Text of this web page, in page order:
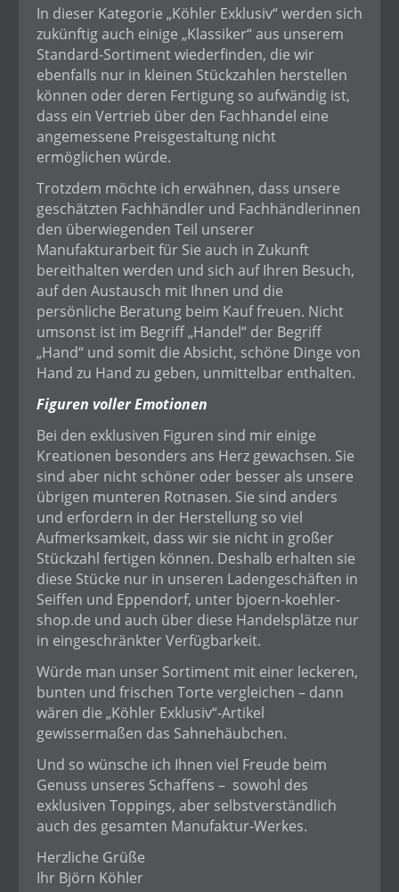
In dieser Kategorie „Köhler Exklusiv“ werden sich
zukünftig auch einige „Klassiker“ aus unserem
Standard-Sortiment wiederfinden, die wir
ebenfalls nur in kleinen Stückzahlen herstellen
können oder deren Fertigung so aufwändig ist,
dass ein Vertrieb über den Fachhandel eine
angemessene Preisgestaltung nicht
ermöglichen würde.
Trotzdem möchte ich erwähnen, dass unsere
geschätzten Fachhändler und Fachhändlerinnen
den überwiegenden Teil unserer
Manufakturarbeit für Sie auch in Zukunft
bereithalten werden und sich auf Ihren Besuch,
auf den Austausch mit Ihnen und die
persönliche Beratung beim Kauf freuen. Nicht
umsonst ist im Begriff „Handel“ der Begriff
„Hand“ und somit die Absicht, schöne Dinge von
Hand zu Hand zu geben, unmittelbar enthalten.
Figuren voller Emotionen
Bei den exklusiven Figuren sind mir einige
Kreationen besonders ans Herz gewachsen. Sie
sind aber nicht schöner oder besser als unsere
übrigen munteren Rotnasen. Sie sind anders
und erfordern in der Herstellung so viel
Aufmerksamkeit, dass wir sie nicht in großer
Stückzahl fertigen können. Deshalb erhalten sie
diese Stücke nur in unseren Ladengeschäften in
Seiffen und Eppendorf, unter bjoern-koehler-
shop.de und auch über diese Handelsplätze nur
in eingeschränkter Verfügbarkeit.
Würde man unser Sortiment mit einer leckeren,
bunten und frischen Torte vergleichen – dann
wären die „Köhler Exklusiv“-Artikel
gewissermaßen das Sahnehäubchen.
Und so wünsche ich Ihnen viel Freude beim
Genuss unseres Schaffens – sowohl des
exklusiven Toppings, aber selbstverständlich
auch des gesamten Manufaktur-Werkes.
Herzliche Grüße
Ihr Björn Köhler